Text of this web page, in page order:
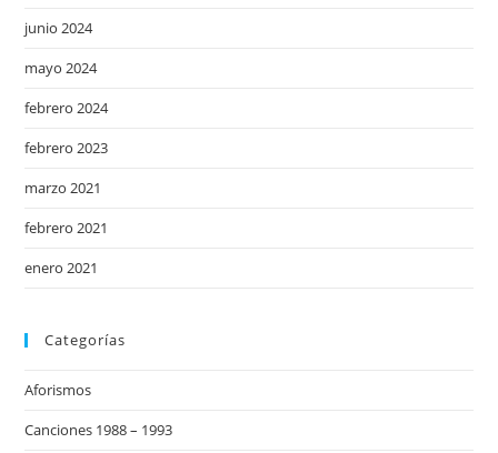
junio 2024
mayo 2024
febrero 2024
febrero 2023
marzo 2021
febrero 2021
enero 2021
Categorías
Aforismos
Canciones 1988 – 1993